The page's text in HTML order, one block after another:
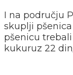
I na području
skuplji
pšenicu
kukuruz 22